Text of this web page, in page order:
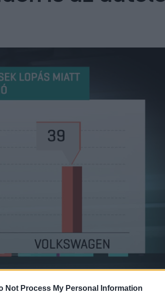
Not Process My Personal Information